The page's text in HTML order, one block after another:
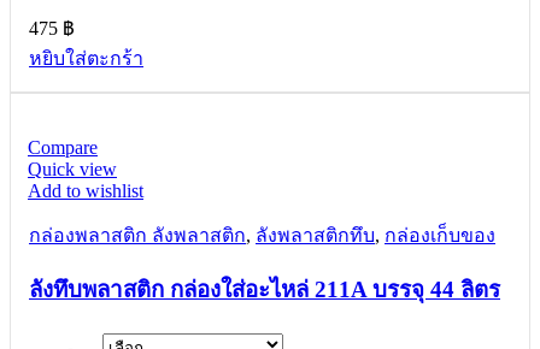
475 ฿
หยิบใส่ตะกร้า
Compare
Quick view
Add to wishlist
กล่องพลาสติก ลังพลาสติก, ลังพลาสติกทึบ, กล่องเก็บของ
ลังทึบพลาสติก กล่องใส่อะไหล่ 211A บรรจุ 44 ลิตร